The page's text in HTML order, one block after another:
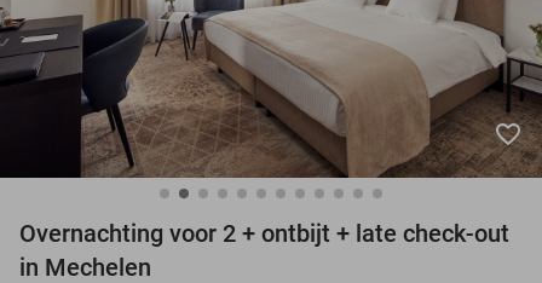
favorite_border
Overnachting voor 2 + ontbijt + late check-out
in Mechelen